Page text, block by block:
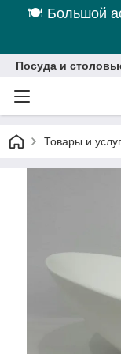
🍽 Большой
Посуда и
Товары и